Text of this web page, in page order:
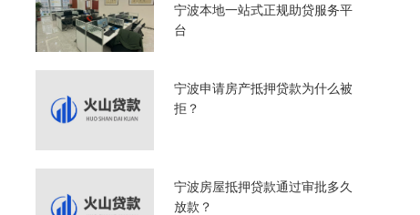
宁波本地一站式正规助贷服务平
台
宁波申请房产抵押贷款为什么被
拒？
宁波房屋抵押贷款通过审批多久
放款？